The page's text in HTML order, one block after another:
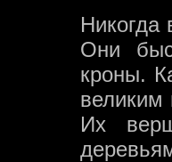
Никогда
Они
кроны.
великим
Их